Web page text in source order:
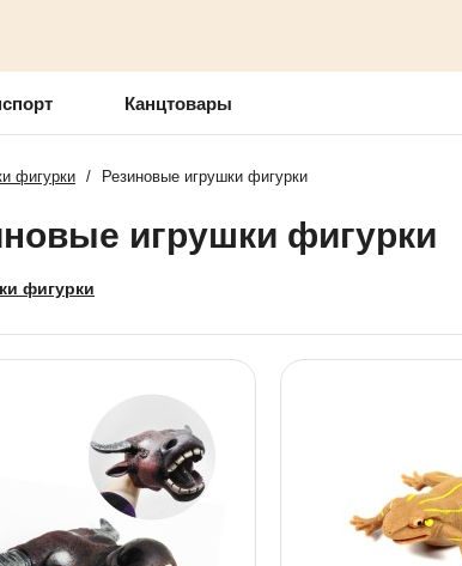
Канцтовары
фигурки / Резиновые игрушки фигурки
игрушки фигурки
фигурки